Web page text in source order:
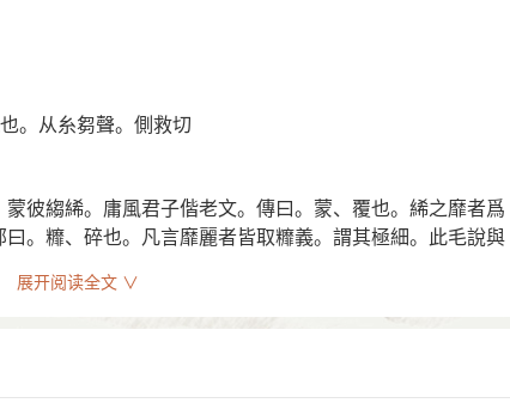
。从糸芻聲。側救切
蒙彼縐絺。庸風君子偕老文。傳曰。蒙、覆也。絺之靡者爲
。䊳、碎也。凡言靡麗者皆取䊳義。謂其極細。此毛說與
毛也。戚戚者、如今皺紗然。上文云。緛、衣戚也。子虛
芻聲。側救切。四部。
展开阅读全文 ∨